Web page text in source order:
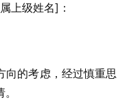
上级姓名]：
向的考虑，经过慎重思